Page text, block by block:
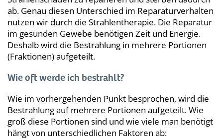
ab. Genau diesen Unterschied im Reparaturverhalten
nutzen wir durch die Strahlentherapie. Die Reparatur
im gesunden Gewebe benötigen Zeit und Energie.
Deshalb wird die Bestrahlung in mehrere Portionen
(Fraktionen) aufgeteilt.
Wie oft werde ich bestrahlt?
Wie im vorhergehenden Punkt besprochen, wird die
Bestrahlung auf mehrere Portionen aufgeteilt. Wie
groß diese Portionen sind und wie viele man benötigt
hängt von unterschiedlichen Faktoren ab: